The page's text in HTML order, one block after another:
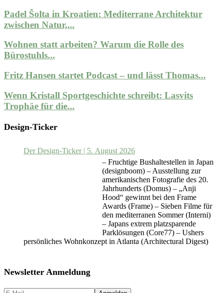
Padel Šolta in Kroatien: Mediterrane Architektur
zwischen Natur,...
Wohnen statt arbeiten? Warum die Rolle des
Bürostuhls...
Fritz Hansen startet Podcast – und lässt Thomas...
Wenn Kristall Sportgeschichte schreibt: Lasvits
Trophäe für die...
Design-Ticker
Der Design-Ticker | 5. August 2026
– Fruchtige Bushaltestellen in Japan
(designboom) – Ausstellung zur
amerikanischen Fotografie des 20.
Jahrhunderts (Domus) – „Anji
Hood“ gewinnt bei den Frame
Awards (Frame) – Sieben Filme für
den mediterranen Sommer (Interni)
– Japans extrem platzsparende
Parklösungen (Core77) – Ushers
persönliches Wohnkonzept in Atlanta (Architectural Digest)
Newsletter Anmeldung